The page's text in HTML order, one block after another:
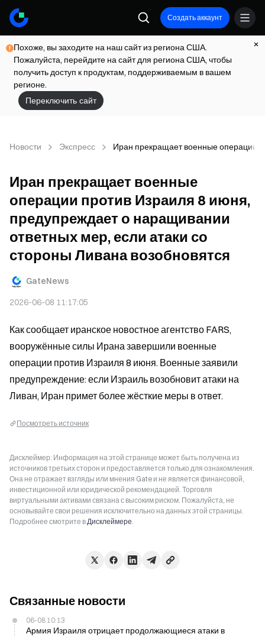
Создать аккаунт
Похоже, вы заходите на наш сайт из региона США.
Пожалуйста, перейдите на сайт для региона США, чтобы
получить доступ к продуктам, поддерживаемым в вашем
регионе.
Переключить сайт
Новости Экспресс Иран прекращает военные операции
Иран прекращает военные
операции против Израиля 8 июня,
предупреждает о наращивании
ответных мер, если атаки со
стороны Ливана возобновятся
GateNews
2026-06-08 11:17:05
Как сообщает иранское новостное агентство FARS,
вооружённые силы Ирана завершили военные
операции против Израиля 8 июня. Военные заявили
предупреждение: если Израиль возобновит атаки на
Ливан, Иран примет более жёсткие меры в ответ.
Посмотреть источник
Дисклеймер: Информация на этой странице может быть получена из
источников третьих сторон и предоставляется только для ознакомления.
Она не отражает взгляды или мнения Gate и не является финансовой,
инвестиционной или юридической рекомендацией. Торговля
виртуальными активами связана с высоким риском. Пожалуйста, не
основывайте свои решения исключительно на данных этой страницы.
Подробнее смотрите вДисклеймере.
Связанные новости
06-08 10:13
Армия Израиля отрицает продолжающиеся атаки в